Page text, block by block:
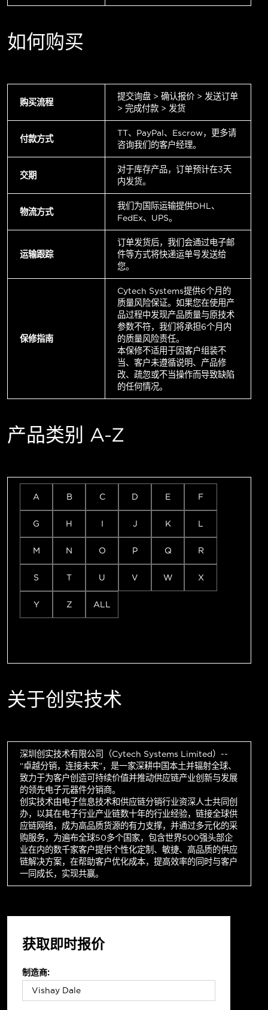
如何购买
购买流程
提交询盘 > 确认报价 > 发送订单
> 完成付款 > 发货
付款方式
TT、PayPal、Escrow，更多请
咨询我们的客户经理。
交期
对于库存产品，订单预计在3天
内发货。
物流方式
我们为国际运输提供DHL、
FedEx、UPS。
运输跟踪
订单发货后，我们会通过电子邮
件等方式将快递运单号发送给
您。
保修指南
Cytech Systems提供6个月的
质量风险保证。如果您在使用产
品过程中发现产品质量与原技术
参数不符，我们将承担6个月内
的质量风险责任。
本保修不适用于因客户组装不
当、客户未遵循说明、产品修
改、疏忽或不当操作而导致缺陷
的任何情况。
产品类别 A-Z
A B C D E F
G H I J K L
M N O P Q R
S T U V W X
Y Z ALL
关于创实技术
深圳创实技术有限公司（Cytech Systems Limited）--
“卓越分销，连接未来”，是一家深耕中国本土并辐射全球、
致力于为客户创造可持续价值并推动供应链产业创新与发展
的领先电子元器件分销商。
创实技术由电子信息技术和供应链分销行业资深人士共同创
办，以其在电子行业产业链数十年的行业经验，链接全球供
应链网络，成为高品质货源的有力支撑，并通过多元化的采
购服务，为遍布全球50多个国家，包含世界500强头部企
业在内的数千家客户提供个性化定制、敏捷、高品质的供应
链解决方案，在帮助客户优化成本，提高效率的同时与客户
一同成长，实现共赢。
获取即时报价
制造商: